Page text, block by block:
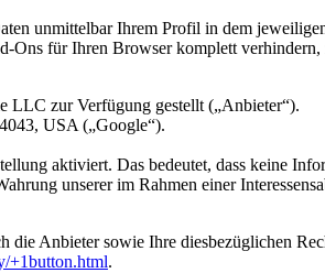
unmittelbar Ihrem Profil in dem
Ons für Ihren Browser komplett
LLC zur Verfügung gestellt („Anbieter“).
USA („Google“).
aktiviert. Das bedeutet, dass keine
unserer im Rahmen einer
Anbieter sowie Ihre diesbezüglichen
+1button.html.